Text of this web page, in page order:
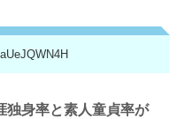
独身率と素人童貞率が